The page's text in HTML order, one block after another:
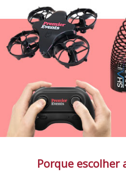
Porque escolher